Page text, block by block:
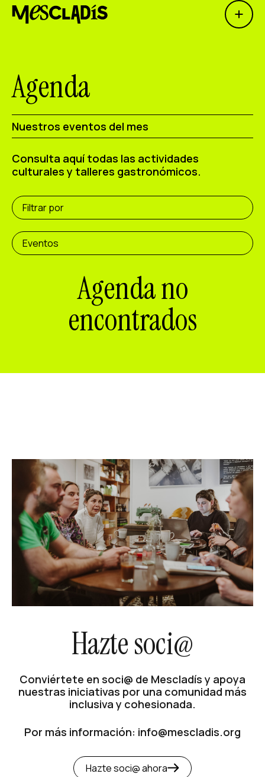
Open
Productora social
Productora de empleo
Productora de conocimiento
Productora cultural
Agenda
Nuestros talleres
Blog
Contacto
Facebook Instagram
Agenda
Nuestros eventos del mes
Consulta aquí todas las actividades
culturales y talleres gastronómicos.
Filtrar por
Eventos
Agenda no
encontrados
Hazte soci@
Conviértete en soci@ de Mescladís y apoya
nuestras iniciativas por una comunidad más
inclusiva y cohesionada.
Por más información: info@mescladis.org
Hazte soci@ ahora